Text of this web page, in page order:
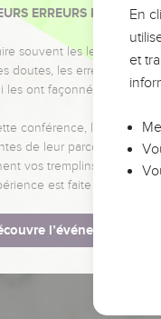
ERREURS
souvent les leaders pour
doutes, les erreurs et les
les ont façonnés.
conférence, leaders,
de leur parcours et les
vos tremplins. Que
est faite pour vous.
l’événement
En
et